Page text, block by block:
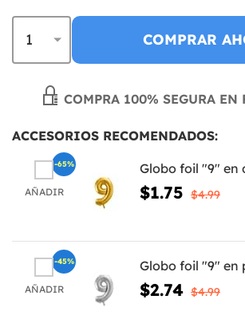
COMPRAR
COMPRA 100% SEGURA
ACCESORIOS RECOMENDADOS:
AÑADIR
Globo foil "9" en
$1.75 $4.99
-65%
AÑADIR
Globo foil "9" en
$2.74 $4.99
-45%